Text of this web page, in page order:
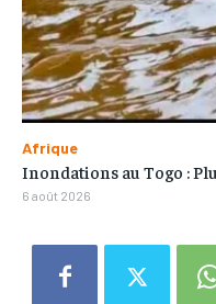
Afrique
Inondations au Togo :
6 août 2026